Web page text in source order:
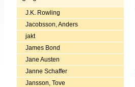
J.K. Rowling
Jacobsson, Anders
jakt
James Bond
Jane Austen
Janne Schaffer
Jansson, Tove